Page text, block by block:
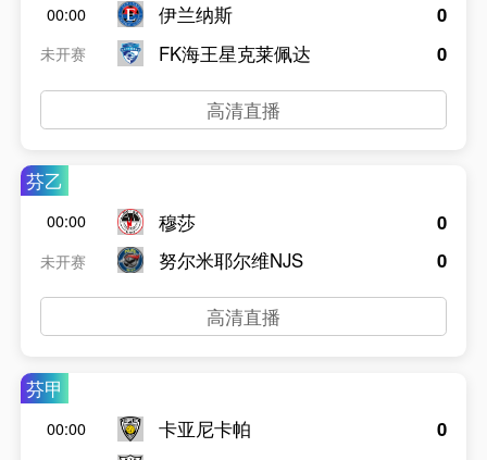
00:00
未开赛
伊兰纳斯
FK海王星克莱佩达
0
0
高清直播
芬乙
00:00
未开赛
穆莎
努尔米耶尔维NJS
0
0
高清直播
芬甲
00:00
卡亚尼卡帕
0